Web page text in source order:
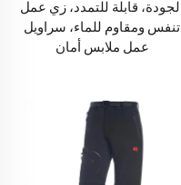
الجودة، قابلة للتمدد، زي عمل
تنفس ومقاوم للماء، سراويل
عمل ملابس أمان